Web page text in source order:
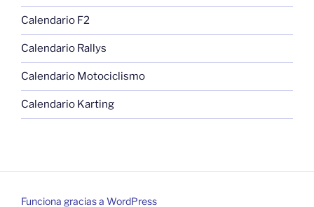
Calendario F2
Calendario Rallys
Calendario Motociclismo
Calendario Karting
Funciona gracias a WordPress